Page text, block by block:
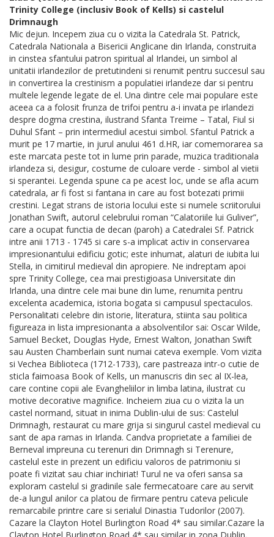
Trinity College (inclusiv Book of Kells) si castelul
Drimnaugh
Mic dejun. Incepem ziua cu o vizita la Catedrala St. Patrick,
Catedrala Nationala a Bisericii Anglicane din Irlanda, construita
in cinstea sfantului patron spiritual al Irlandei, un simbol al
unitatii irlandezilor de pretutindeni si renumit pentru succesul sau
in convertirea la crestinism a populatiei irlandeze dar si pentru
multele legende legate de el. Una dintre cele mai populare este
aceea ca a folosit frunza de trifoi pentru a-i invata pe irlandezi
despre dogma crestina, ilustrand Sfanta Treime – Tatal, Fiul si
Duhul Sfant – prin intermediul acestui simbol. Sfantul Patrick a
murit pe 17 martie, in jurul anului 461 d.HR, iar comemorarea sa
este marcata peste tot in lume prin parade, muzica traditionala
irlandeza si, desigur, costume de culoare verde - simbol al vietii
si sperantei. Legenda spune ca pe acest loc, unde se afla acum
catedrala, ar fi fost si fantana in care au fost botezati primii
crestini. Legat strans de istoria locului este si numele scriitorului
Jonathan Swift, autorul celebrului roman “Calatoriile lui Guliver”,
care a ocupat functia de decan (paroh) a Catedralei Sf. Patrick
intre anii 1713 - 1745 si care s-a implicat activ in conservarea
impresionantului edificiu gotic; este inhumat, alaturi de iubita lui
Stella, in cimitirul medieval din apropiere. Ne indreptam apoi
spre Trinity College, cea mai prestigioasa Universitate din
Irlanda, una dintre cele mai bune din lume, renumita pentru
excelenta academica, istoria bogata si campusul spectaculos.
Personalitati celebre din istorie, literatura, stiinta sau politica
figureaza in lista impresionanta a absolventilor sai: Oscar Wilde,
Samuel Becket, Douglas Hyde, Ernest Walton, Jonathan Swift
sau Austen Chamberlain sunt numai cateva exemple. Vom vizita
si Vechea Biblioteca (1712-1733), care pastreaza intr-o cutie de
sticla faimoasa Book of Kells, un manuscris din sec al IX-lea,
care contine copii ale Evangheliilor in limba latina, ilustrat cu
motive decorative magnifice. Incheiem ziua cu o vizita la un
castel normand, situat in inima Dublin-ului de sus: Castelul
Drimnagh, restaurat cu mare grija si singurul castel medieval cu
sant de apa ramas in Irlanda. Candva proprietate a familiei de
Berneval impreuna cu terenuri din Drimnagh si Terenure,
castelul este in prezent un edificiu valoros de patrimoniu si
poate fi vizitat sau chiar inchiriat! Turul ne va oferi sansa sa
exploram castelul si gradinile sale fermecatoare care au servit
de-a lungul anilor ca platou de firmare pentru cateva pelicule
remarcabile printre care si serialul Dinastia Tudorilor (2007).
Cazare la Clayton Hotel Burlington Road 4* sau similar.Cazare la